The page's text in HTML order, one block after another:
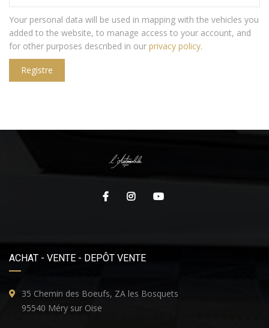
Your personal data will be used in mapping with the vehicles you
added to the website, to manage access to your account, and
for other purposes described in our privacy policy.
Registre
ACHAT - VENTE - DEPÔT VENTE
35 Chemin des Boeufs, ZA les Bosquets
95540 Méry sur Oise